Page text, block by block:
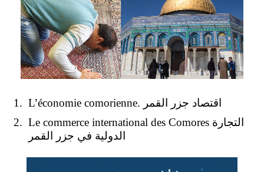
L’économie comorienne. اقتصاد جزر القمر
Le commerce international des Comores التجارة
الدولية في جزر القمر